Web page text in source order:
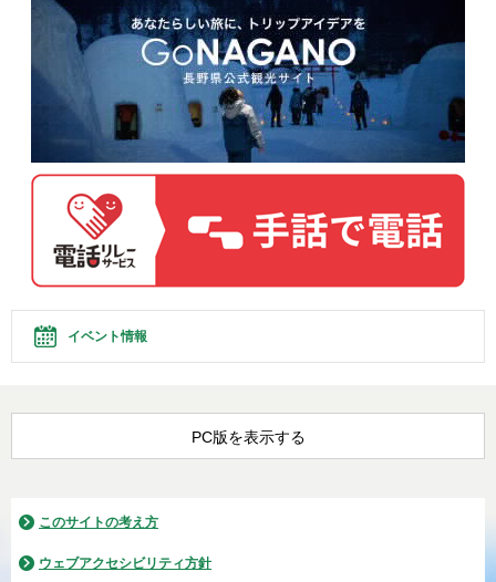
イベント情報
PC版を表示する
このサイトの考え方
ウェブアクセシビリティ方針